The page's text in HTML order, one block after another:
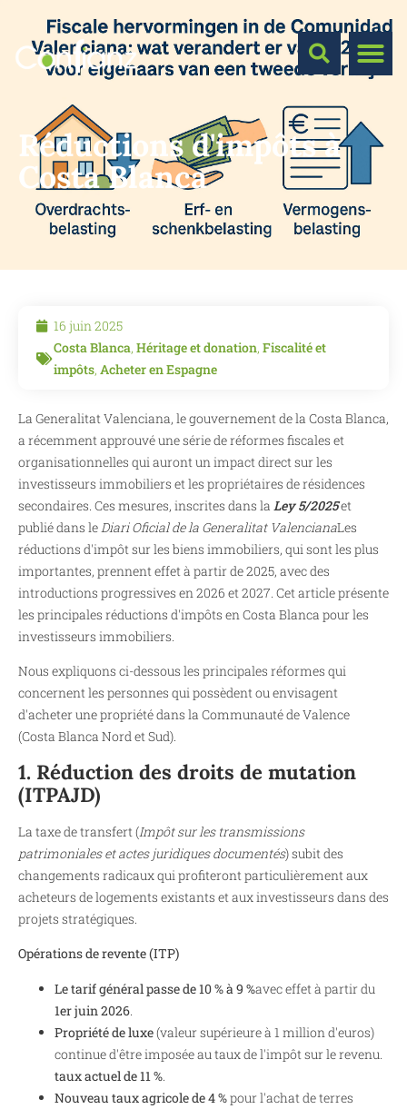
Réductions d'impôts à
Costa Blanca
16 juin 2025
Costa Blanca, Héritage et donation, Fiscalité et
impôts, Acheter en Espagne
La Generalitat Valenciana, le gouvernement de la Costa Blanca,
a récemment approuvé une série de réformes fiscales et
organisationnelles qui auront un impact direct sur les
investisseurs immobiliers et les propriétaires de résidences
secondaires. Ces mesures, inscrites dans la Ley 5/2025et
publié dans leDiari Oficial de la Generalitat ValencianaLes
réductions d'impôt sur les biens immobiliers, qui sont les plus
importantes, prennent effet à partir de 2025, avec des
introductions progressives en 2026 et 2027. Cet article présente
les principales réductions d'impôts en Costa Blanca pour les
investisseurs immobiliers.
Nous expliquons ci-dessous les principales réformes qui
concernent les personnes qui possèdent ou envisagent
d'acheter une propriété dans la Communauté de Valence
(Costa Blanca Nord et Sud).
1. Réduction des droits de mutation
(ITPAJD)
La taxe de transfert (Impôt sur les transmissions
patrimoniales et actes juridiques documentés) subit des
changements radicaux qui profiteront particulièrement aux
acheteurs de logements existants et aux investisseurs dans des
projets stratégiques.
Opérations de revente (ITP)
Le tarif général passe de 10 % à 9 %avec effet à partir du
1er juin 2026
Propriété de luxe(valeur supérieure à 1 million d'euros)
continue d'être imposée au taux de l'impôt sur le revenu.
taux actuel de 11 %
Nouveau taux agricole de 4 %pour l'achat de terres